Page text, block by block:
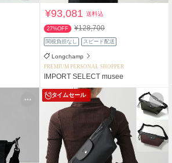
¥93,081送料込
27%OFF ¥128,700
関税負担なし スピード配送
Longchamp
PREMIUM PERSONAL SHOPPER
IMPORT SELECT musee
タイムセール